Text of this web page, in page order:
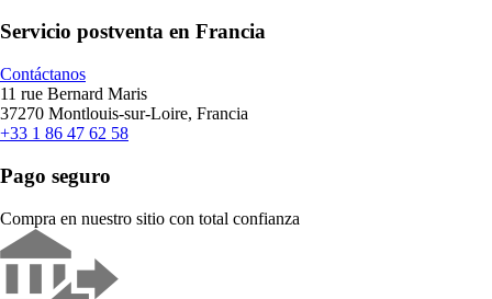
Servicio postventa en Francia
Contáctanos
11 rue Bernard Maris
37270 Montlouis-sur-Loire, Francia
+33 1 86 47 62 58
Pago seguro
Compra en nuestro sitio con total confianza